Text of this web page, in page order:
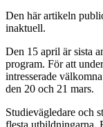
Den här artikeln
inaktuell.
Den 15 april är sista
program. För att
intresserade
den 20 och 21 mars.
Studievägledare och
flesta utbildningarna.